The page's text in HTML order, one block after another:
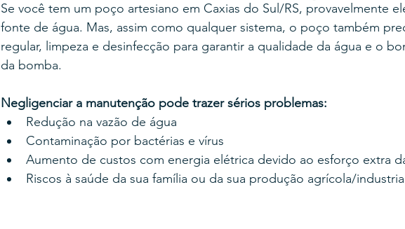
Se você tem um poço artesiano em Caxias do Sul/RS, provavelmente
fonte de água. Mas, assim como qualquer sistema, o poço também
regular, limpeza e desinfecção para garantir a qualidade da água e o
da bomba.
Negligenciar a manutenção pode trazer sérios problemas:
Redução na vazão de água
Contaminação por bactérias e vírus
Aumento de custos com energia elétrica devido ao esforço extra
Riscos à saúde da sua família ou da sua produção agrícola/industrial